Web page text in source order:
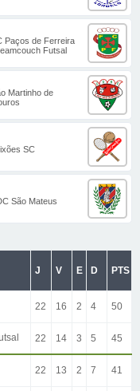
Paços de Ferreira
Futsal
Martinho de
SC
São Mateus
J V E D PTS
22 16 2 4 50
22 14 3 5 45
22 13 2 7 41